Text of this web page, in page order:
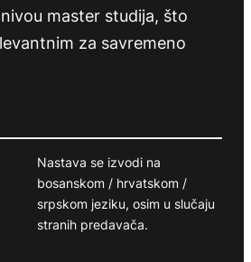
master studija, što
za savremeno
Nastava se izvodi na
bosanskom / hrvatskom /
srpskom jeziku, osim u slučaju
stranih predavača.